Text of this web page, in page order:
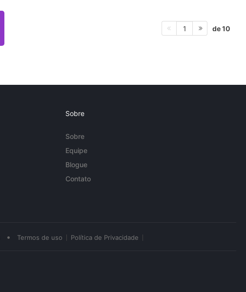
1 de 10
Sobre
Sobre
Equipe
Blogue
Contato
• Termos de uso Política de Privacidade